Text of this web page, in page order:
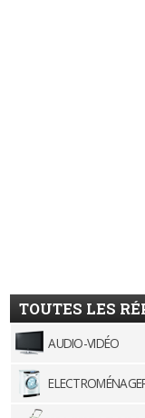
TOUTES LES
AUDIO-VIDÉO